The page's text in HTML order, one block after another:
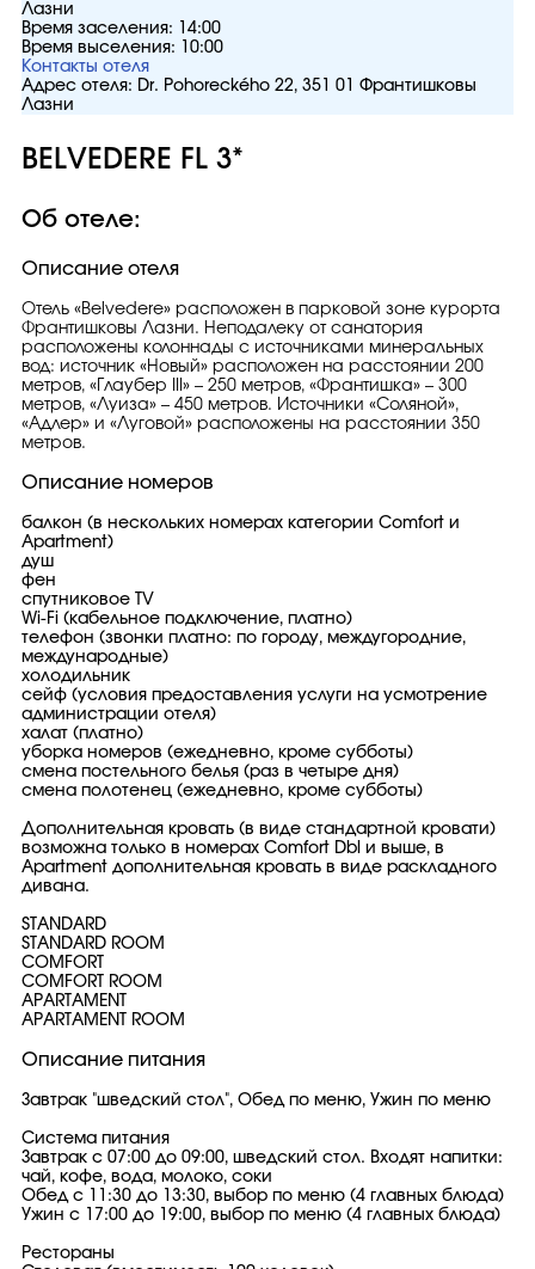
Лазни
Время заселения:
14:00
Время выселения:
10:00
Контакты отеля
Адрес отеля: Dr. Pohoreckého 22, 351 01 Франтишковы
Лазни
BELVEDERE FL 3*
Об отеле:
Описание отеля
Отель «Belvedere» расположен в парковой зоне курорта
Франтишковы Лазни. Неподалеку от санатория
расположены колоннады с источниками минеральных
вод: источник «Новый» расположен на расстоянии 200
метров, «Глаубер III» – 250 метров, «Франтишка» – 300
метров, «Луиза» – 450 метров. Источники «Соляной»,
«Адлер» и «Луговой» расположены на расстоянии 350
метров.
Описание номеров
балкон (в нескольких номерах категории Comfort и
Apartment)
душ
фен
спутниковое TV
Wi-Fi (кабельное подключение, платно)
телефон (звонки платно: по городу, междугородние,
международные)
холодильник
сейф (условия предоставления услуги на усмотрение
администрации отеля)
халат (платно)
уборка номеров (ежедневно, кроме субботы)
смена постельного белья (раз в четыре дня)
смена полотенец (ежедневно, кроме субботы)
Дополнительная кровать (в виде стандартной кровати)
возможна только в номерах Comfort Dbl и выше, в
Apartment дополнительная кровать в виде раскладного
дивана.
STANDARD
STANDARD ROOM
COMFORT
COMFORT ROOM
APARTAMENT
APARTAMENT ROOM
Описание питания
Завтрак "шведский стол", Обед по меню, Ужин по меню
Система питания
​Завтрак с 07:00 до 09:00, шведский стол. Входят напитки:
чай, кофе, вода, молоко, соки
Обед с 11:30 до 13:30, выбор по меню (4 главных блюда)
Ужин с 17:00 до 19:00, выбор по меню (4 главных блюда)
Рестораны